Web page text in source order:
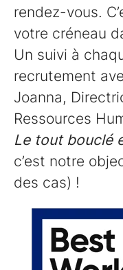
rendez-vous.
votre créneau
Un suivi à
recrutement
Joanna,
Ressources
Le tout bouclé
c’est notre
des cas) !